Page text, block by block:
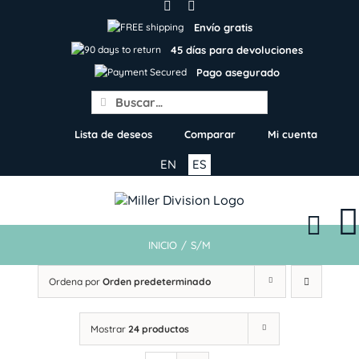
Envío gratis
45 días para devoluciones
Pago asegurado
Search
for:
Lista de deseos Comparar Mi cuenta
ES
EN
INICIO / S/M
Ordena por Orden predeterminado
Mostrar 24 productos